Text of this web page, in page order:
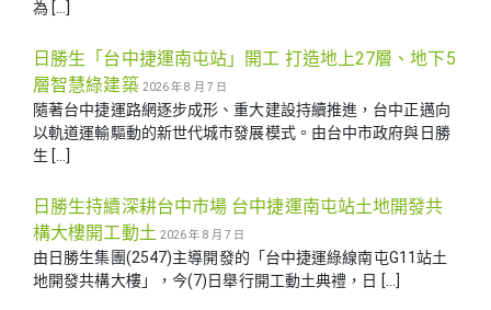
為 […]
日勝生「台中捷運南屯站」開工 打造地上27層、地下5
層智慧綠建築 2026 年 8 月 7 日
隨著台中捷運路網逐步成形、重大建設持續推進，台中正邁向
以軌道運輸驅動的新世代城市發展模式。由台中市政府與日勝
生 […]
日勝生持續深耕台中市場 台中捷運南屯站土地開發共
構大樓開工動土 2026 年 8 月 7 日
由日勝生集團(2547)主導開發的「台中捷運綠線南屯G11站土
地開發共構大樓」，今(7)日舉行開工動土典禮，日 […]